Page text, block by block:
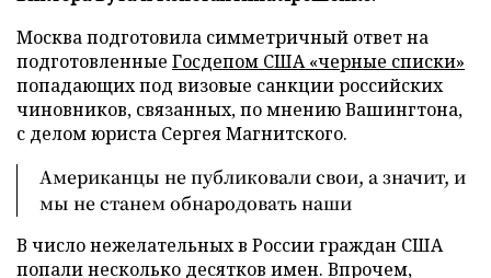
Москва подготовила симметричный ответ на
подготовленные Госдепом США «черные списки»
попадающих под визовые санкции российских
чиновников, связанных, по мнению Вашингтона,
с делом юриста Сергея Магнитского.
Американцы не публиковали свои, а значит, и
мы не станем обнародовать наши
В число нежелательных в России граждан США
попали несколько десятков имен. Впрочем,